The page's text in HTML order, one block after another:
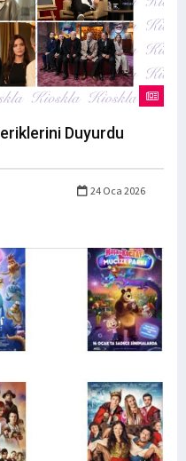
Duyurdu
24 Oca 2026